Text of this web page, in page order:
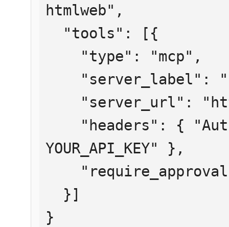
htmlweb",
YOUR_API_KEY" },
}